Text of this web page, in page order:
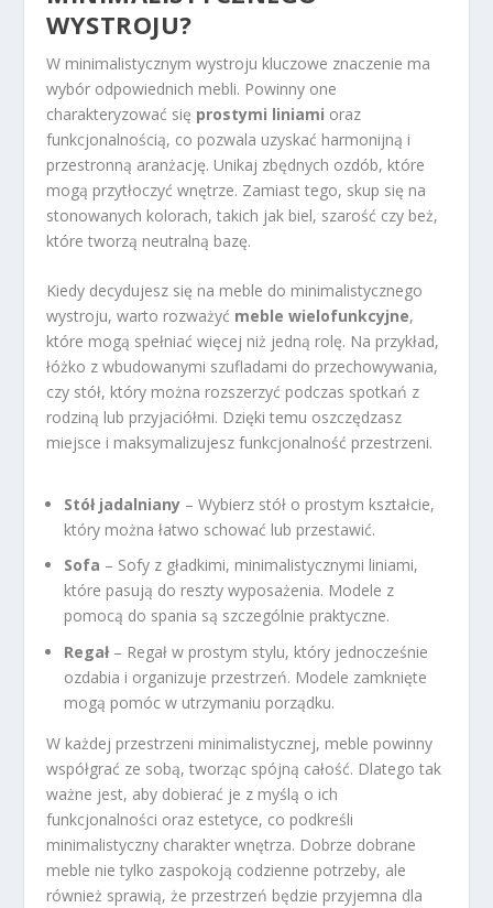
WYSTROJU?
W minimalistycznym wystroju kluczowe znaczenie ma
wybór odpowiednich mebli. Powinny one
charakteryzować się prostymi liniami oraz
funkcjonalnością, co pozwala uzyskać harmonijną i
przestronną aranżację. Unikaj zbędnych ozdób, które
mogą przytłoczyć wnętrze. Zamiast tego, skup się na
stonowanych kolorach, takich jak biel, szarość czy beż,
które tworzą neutralną bazę.
Kiedy decydujesz się na meble do minimalistycznego
wystroju, warto rozważyć meble wielofunkcyjne,
które mogą spełniać więcej niż jedną rolę. Na przykład,
łóżko z wbudowanymi szufladami do przechowywania,
czy stół, który można rozszerzyć podczas spotkań z
rodziną lub przyjaciółmi. Dzięki temu oszczędzasz
miejsce i maksymalizujesz funkcjonalność przestrzeni.
Stół jadalniany – Wybierz stół o prostym kształcie,
który można łatwo schować lub przestawić.
Sofa – Sofy z gładkimi, minimalistycznymi liniami,
które pasują do reszty wyposażenia. Modele z
pomocą do spania są szczególnie praktyczne.
Regał– Regał w prostym stylu, który jednocześnie
ozdabia i organizuje przestrzeń. Modele zamknięte
mogą pomóc w utrzymaniu porządku.
W każdej przestrzeni minimalistycznej, meble powinny
współgrać ze sobą, tworząc spójną całość. Dlatego tak
ważne jest, aby dobierać je z myślą o ich
funkcjonalności oraz estetyce, co podkreśli
minimalistyczny charakter wnętrza. Dobrze dobrane
meble nie tylko zaspokoją codzienne potrzeby, ale
również sprawią, że przestrzeń będzie przyjemna dla